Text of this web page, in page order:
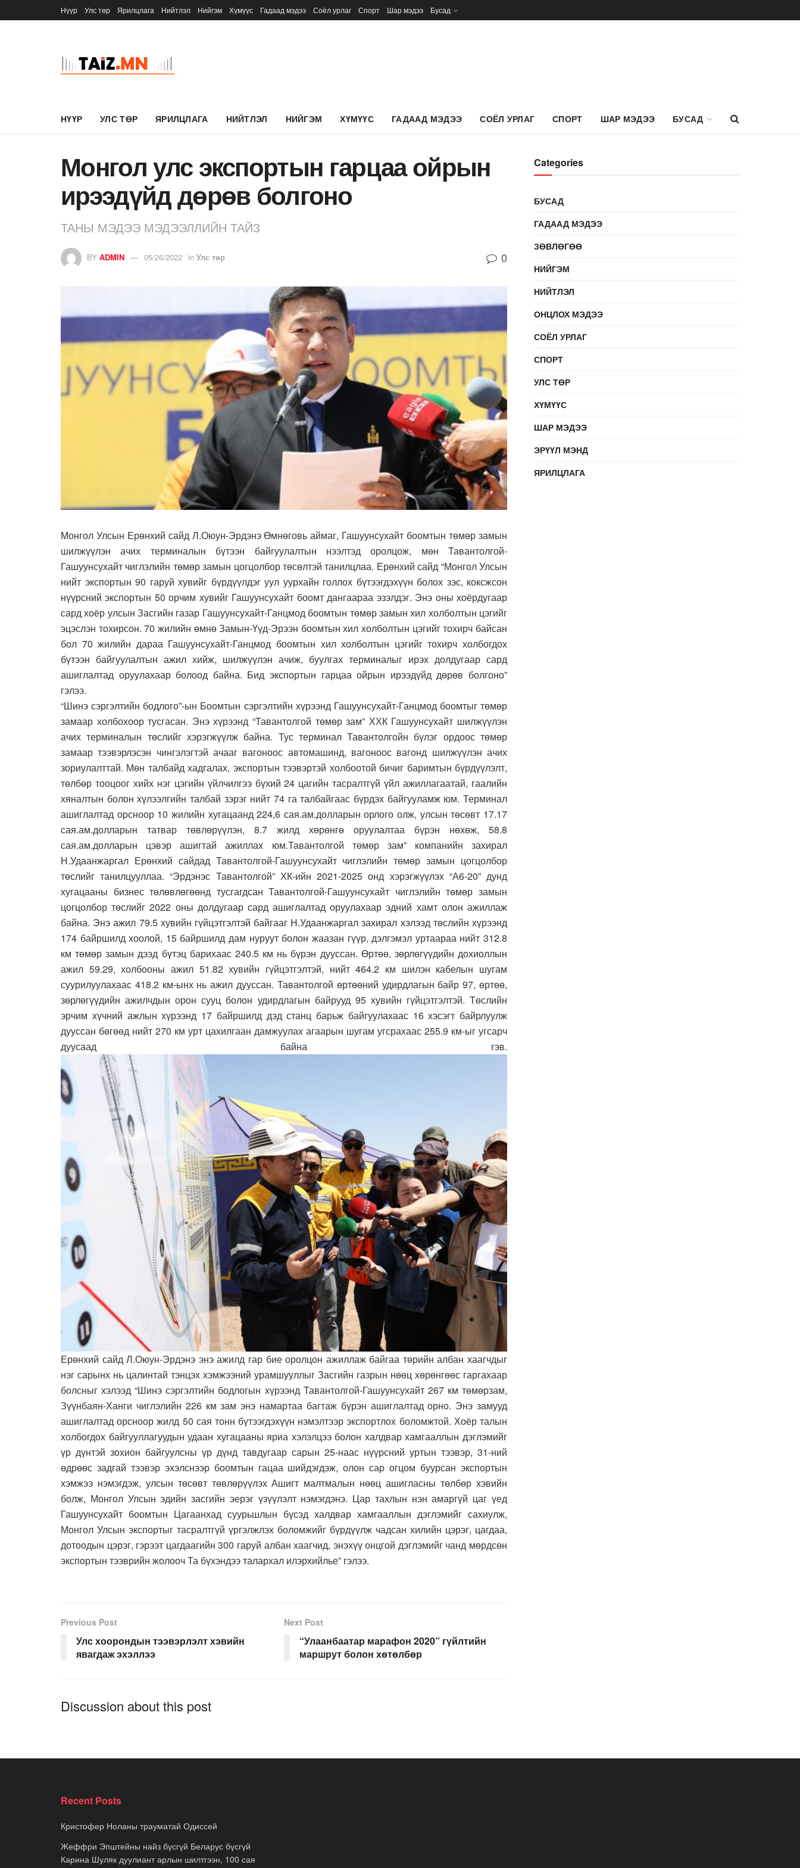
Нүүр Улс төр Ярилцлага Нийтлэл Нийгэм Хүмүүс Гадаад мэдээ Соёл урлаг Спорт Шар мэдээ Бусад
НҮҮР УЛС ТӨР ЯРИЛЦЛАГА НИЙТЛЭЛ НИЙГЭМ ХҮМҮҮС ГАДААД МЭДЭЭ СОЁЛ УРЛАГ СПОРТ ШАР МЭДЭЭ БУСАД
Монгол улс экспортын гарцаа ойрын
ирээдүйд дөрөв болгоно
ТАНЫ МЭДЭЭ МЭДЭЭЛЛИЙН ТАЙЗ
BY ADMIN 05/26/2022 in Улс төр 0
Монгол Улсын Ерөнхий сайд Л.Оюун-Эрдэнэ Өмнөговь аймаг, Гашуунсухайт боомтын төмөр замын
шилжүүлэн ачих терминалын бүтээн байгуулалтын нээлтэд оролцож, мөн Тавантолгой-
Гашуунсухайт чиглэлийн төмөр замын цогцолбор төсөлтэй танилцлаа. Ерөнхий сайд “Монгол Улсын
нийт экспортын 90 гаруй хувийг бүрдүүлдэг уул уурхайн голлох бүтээгдэхүүн болох зэс, коксжсон
нүүрсний экспортын 50 орчим хувийг Гашуунсухайт боомт дангаараа эзэлдэг. Энэ оны хоёрдугаар
сард хоёр улсын Засгийн газар Гашуунсухайт-Ганцмод боомтын төмөр замын хил холболтын цэгийг
эцэслэн тохирсон. 70 жилийн өмнө Замын-Үүд-Эрээн боомтын хил холболтын цэгийг тохирч байсан
бол 70 жилийн дараа Гашуунсухайт-Ганцмод боомтын хил холболтын цэгийг тохирч холбогдох
бүтээн байгуулалтын ажил хийж, шилжүүлэн ачиж, буулгах терминалыг ирэх долдугаар сард
ашиглалтад оруулахаар болоод байна. Бид экспортын гарцаа ойрын ирээдүйд дөрөв болгоно”
гэлээ.
“Шинэ сэргэлтийн бодлого”-ын Боомтын сэргэлтийн хүрээнд Гашуунсухайт-Ганцмод боомтыг төмөр
замаар холбохоор тусгасан. Энэ хүрээнд “Тавантолгой төмөр зам” ХХК Гашуунсухайт шилжүүлэн
ачих терминалын төслийг хэрэгжүүлж байна. Тус терминал Тавантолгойн бүлэг ордоос төмөр
замаар тээвэрлэсэн чингэлэгтэй ачааг вагоноос автомашинд, вагоноос вагонд шилжүүлэн ачих
зориулалттай. Мөн талбайд хадгалах, экспортын тээвэртэй холбоотой бичиг баримтын бүрдүүлэлт,
төлбөр тооцоог хийх нэг цэгийн үйлчилгээ бүхий 24 цагийн тасралтгүй үйл ажиллагаатай, гаалийн
хяналтын болон хүлээлгийн талбай зэрэг нийт 74 га талбайгаас бүрдэх байгууламж юм. Терминал
ашиглалтад орсноор 10 жилийн хугацаанд 224,6 сая.ам.долларын орлого олж, улсын төсөвт 17.17
сая.ам.долларын татвар төвлөрүүлэн, 8.7 жилд хөрөнгө оруулалтаа бүрэн нөхөж, 58.8
сая.ам.долларын цэвэр ашигтай ажиллах юм.Тавантолгой төмөр зам” компанийн захирал
Н.Удаанжаргал Ерөнхий сайдад Тавантолгой-Гашуунсухайт чиглэлийн төмөр замын цогцолбор
төслийг танилцууллаа. “Эрдэнэс Тавантолгой” ХК-ийн 2021-2025 онд хэрэгжүүлэх “А6-20” дунд
хугацааны бизнес төлөвлөгөөнд тусгагдсан Тавантолгой-Гашуунсухайт чиглэлийн төмөр замын
цогцолбор төслийг 2022 оны долдугаар сард ашиглалтад оруулахаар эдний хамт олон ажиллаж
байна. Энэ ажил 79.5 хувийн гүйцэтгэлтэй байгааг Н.Удаанжаргал захирал хэлээд төслийн хүрээнд
174 байршилд хоолой, 15 байршилд дам нуруут болон жаазан гүүр, дэлгэмэл уртаараа нийт 312.8
км төмөр замын дээд бүтэц барихаас 240.5 км нь бүрэн дууссан. Өртөө, зөрлөгүүдийн дохиоллын
ажил 59.29, холбооны ажил 51.82 хувийн гүйцэтгэлтэй, нийт 464.2 км шилэн кабелын шугам
суурилуулахаас 418.2 км-ынх нь ажил дууссан. Тавантолгой өртөөний удирдлагын байр 97, өртөө,
зөрлөгүүдийн ажилчдын орон сууц болон удирдлагын байрууд 95 хувийн гүйцэтгэлтэй. Төслийн
эрчим хүчний ажлын хүрээнд 17 байршилд дэд станц барьж байгуулахаас 16 хэсэгт байрлуулж
дууссан бөгөөд нийт 270 км урт цахилгаан дамжуулах агаарын шугам угсрахаас 255.9 км-ыг угсарч
дуусаад байна гэв.
Ерөнхий сайд Л.Оюун-Эрдэнэ энэ ажилд гар бие оролцон ажиллаж байгаа төрийн албан хаагчдыг
нэг сарынх нь цалинтай тэнцэх хэмжээний урамшууллыг Засгийн газрын нөөц хөрөнгөөс гаргахаар
болсныг хэлээд “Шинэ сэргэлтийн бодлогын хүрээнд Тавантолгой-Гашуунсухайт 267 км төмөрзам,
Зүүнбаян-Ханги чиглэлийн 226 км зам энэ намартаа багтаж бүрэн ашиглалтад орно. Энэ замууд
ашиглалтад орсноор жилд 50 сая тонн бүтээгдэхүүн нэмэлтээр экспортлох боломжтой. Хоёр талын
холбогдох байгууллагуудын удаан хугацааны яриа хэлэлцээ болон халдвар хамгааллын дэглэмийг
үр дүнтэй зохион байгуулсны үр дүнд тавдугаар сарын 25-наас нүүрсний уртын тээвэр, 31-ний
өдрөөс задгай тээвэр эхэлснээр боомтын гацаа шийдэгдэж, олон сар огцом буурсан экспортын
хэмжээ нэмэгдэж, улсын төсөвт төвлөрүүлэх Ашигт малтмалын нөөц ашигласны төлбөр хэвийн
болж, Монгол Улсын эдийн засгийн эерэг үзүүлэлт нэмэгдэнэ. Цар тахлын нэн амаргүй цаг үед
Гашуунсухайт боомтын Цагаанхад суурьшлын бүсэд халдвар хамгааллын дэглэмийг сахиулж,
Монгол Улсын экспортыг тасралтгүй үргэлжлэх боломжийг бүрдүүлж чадсан хилийн цэрэг, цагдаа,
дотоодын цэрэг, гэрээт цагдаагийн 300 гаруй албан хаагчид, энэхүү онцгой дэглэмийг чанд мөрдсөн
экспортын тээврийн жолооч Та бүхэндээ талархал илэрхийлье” гэлээ.
Previous Post
Улс хоорондын тээвэрлэлт хэвийн
явагдаж эхэллээ
Next Post
“Улаанбаатар марафон 2020” гүйлтийн
маршрут болон хөтөлбөр
Discussion about this post
Categories
БУСАД
ГАДААД МЭДЭЭ
ЗӨВЛӨГӨӨ
НИЙГЭМ
НИЙТЛЭЛ
ОНЦЛОХ МЭДЭЭ
СОЁЛ УРЛАГ
СПОРТ
УЛС ТӨР
ХҮМҮҮС
ШАР МЭДЭЭ
ЭРҮҮЛ МЭНД
ЯРИЛЦЛАГА
Recent Posts
Кристофер Ноланы трауматай Одиссей
Жеффри Эпштейны найз бүсгүй Беларус бүсгүй
Карина Шуляк дуулиант арлын шилтгээн, 100 сая